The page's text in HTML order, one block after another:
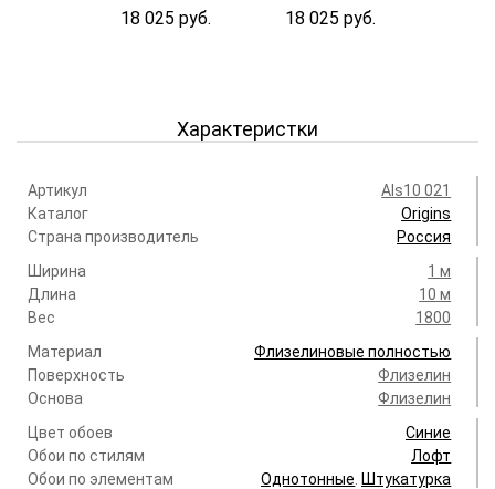
18 025 руб. 18 025 руб.
Характеристки
Артикул
Als10 021
Каталог
Origins
Страна производитель
Россия
Ширина
1 м
Длина
10 м
Вес
1800
Материал
Флизелиновые полностью
Поверхность
Флизелин
Основа
Флизелин
Цвет обоев
Синие
Обои по стилям
Лофт
Обои по элементам
Однотонные Штукатурка